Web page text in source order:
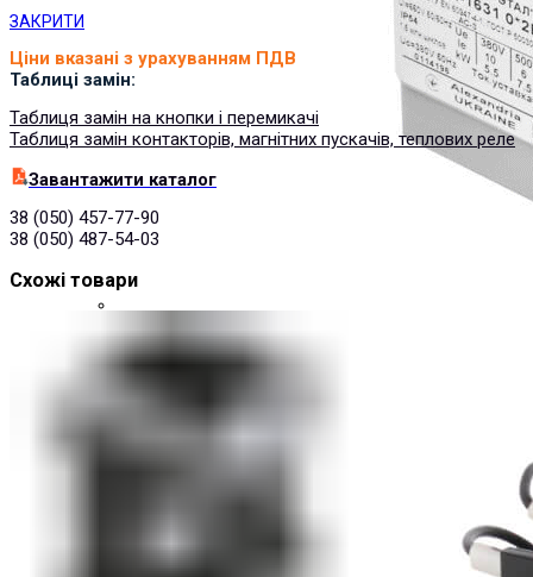
ЗАКРИТИ
Ціни вказані з урахуванням ПДВ
Таблиці замін:
Таблиця замін на кнопки і перемикачі
Таблиця замін контакторів, магнітних пускачів, теплових реле
Завантажити каталог
38 (050) 457-77-90
38 (050) 487-54-03
Схожі товари